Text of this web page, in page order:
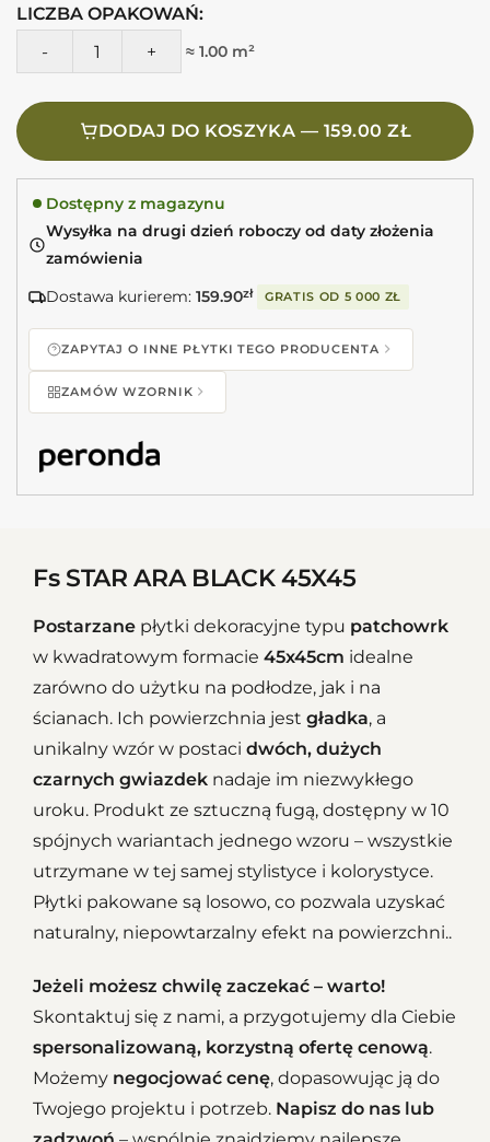
LICZBA OPAKOWAŃ:
ilość Peronda Fs STAR ARA BLACK 45X45 Płytka dwie
≈ 1.00 m²
DODAJ DO KOSZYKA — 159.00 ZŁ
Dostępny z magazynu
Wysyłka na drugi dzień roboczy od daty złożenia
zamówienia
Dostawa kurierem: 159.90zł GRATIS OD 5 000 ZŁ
ZAPYTAJ O INNE PŁYTKI TEGO PRODUCENTA
ZAMÓW WZORNIK
Fs STAR ARA BLACK 45X45
Postarzane płytki dekoracyjne typu patchowrk
w kwadratowym formacie 45x45cm idealne
zarówno do użytku na podłodze, jak i na
ścianach. Ich powierzchnia jest gładka, a
unikalny wzór w postaci dwóch, dużych
czarnych gwiazdek nadaje im niezwykłego
uroku. Produkt ze sztuczną fugą, dostępny w 10
spójnych wariantach jednego wzoru – wszystkie
utrzymane w tej samej stylistyce i kolorystyce.
Płytki pakowane są losowo, co pozwala uzyskać
naturalny, niepowtarzalny efekt na powierzchni..
Jeżeli możesz chwilę zaczekać – warto!
Skontaktuj się z nami, a przygotujemy dla Ciebie
spersonalizowaną, korzystną ofertę cenową.
Możemy negocjować cenę, dopasowując ją do
Twojego projektu i potrzeb. Napisz do nas lub